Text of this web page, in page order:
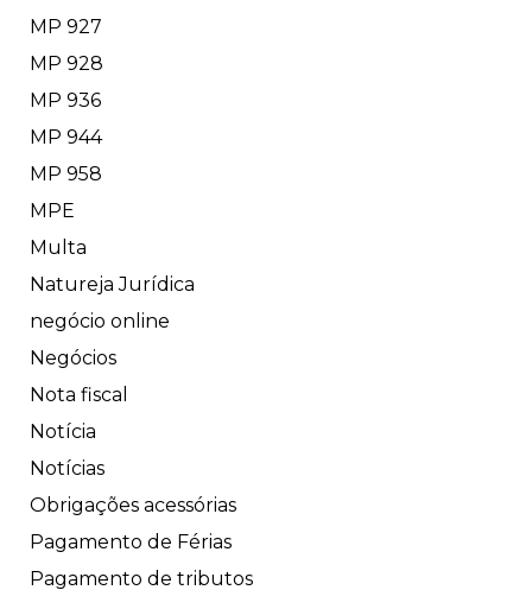
MP 927
MP 928
MP 936
MP 944
MP 958
MPE
Multa
Natureja Jurídica
negócio online
Negócios
Nota fiscal
Notícia
Notícias
Obrigações acessórias
Pagamento de Férias
Pagamento de tributos